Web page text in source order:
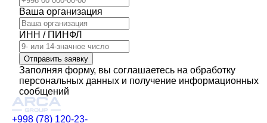
Ваша организация
ИНН / ПИНФЛ
Отправить заявку
Заполняя форму, вы соглашаетесь на обработку
персональных данных и получение информационных
сообщений
+998 (78) 120-23-